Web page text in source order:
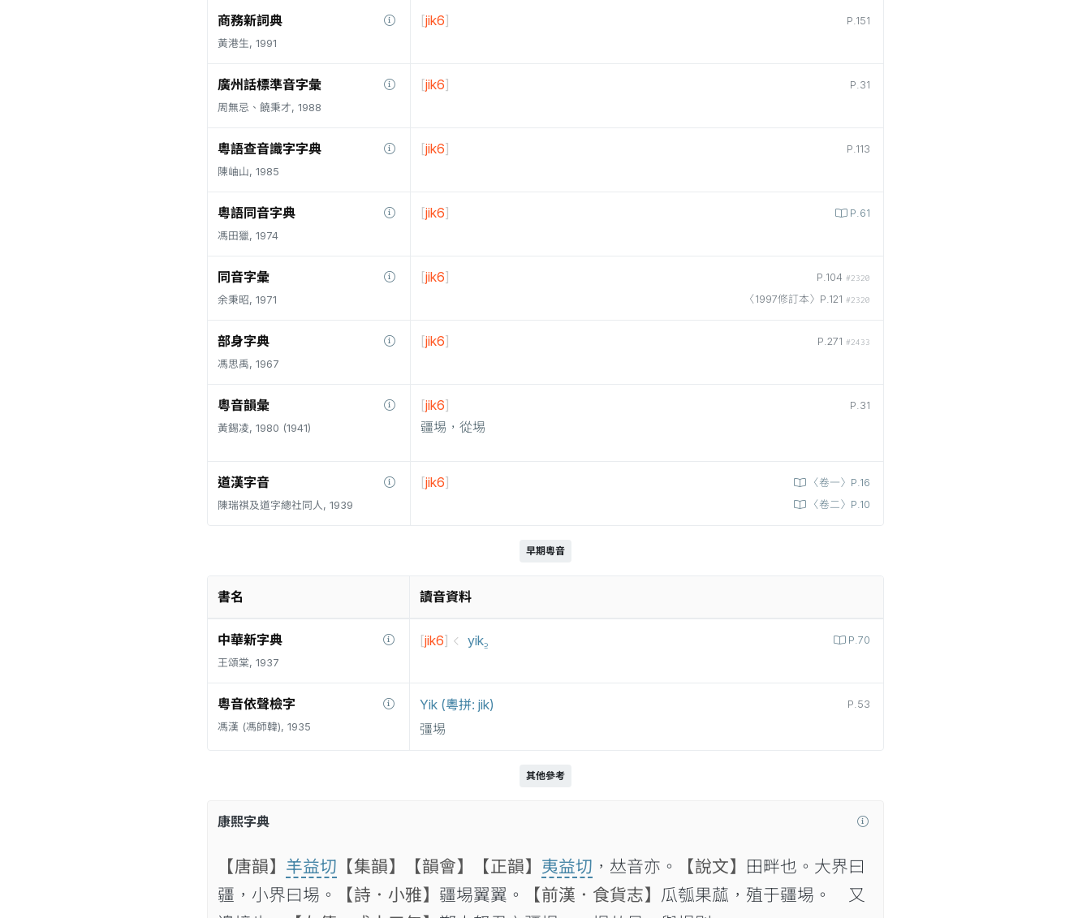
商務新詞典
黃港生, 1991
P.151
[jik6]
廣州話標準音字彙
周無忌、饒秉才, 1988
P.31
[jik6]
粵語查音識字字典
陳岫山, 1985
P.113
[jik6]
粵語同音字典
馮田獵, 1974
P.61
[jik6]
同音字彙
余秉昭, 1971
P.104 #2320
〈1997修訂本〉P.121 #2320
[jik6]
部身字典
馮思禹, 1967
P.271 #2433
[jik6]
粵音韻彙
黃錫凌, 1980 (1941)
P.31
[jik6]
疆埸，從埸
道漢字音
陳瑞祺及道字總社同人, 1939
〈卷一〉P.16
〈卷二〉P.10
[jik6]
早期粵音
書名 讀音資料
中華新字典
王頌棠, 1937
P.70
[jik6] yik꜇
粵音依聲檢字
馮漢 (馮師韓), 1935
P.53
Yik (粵拼: jik)
彊埸
其他參考
康熙字典
【唐韻】 羊益切 【集韻】 【韻會】 【正韻】 夷益切 ，𠀤音亦。 【說文】 田畔也。大界曰
疆，小界曰埸。
【詩．小雅】 疆埸翼翼。 【前漢．食貨志】 瓜瓠果蓏，殖于疆埸。 又